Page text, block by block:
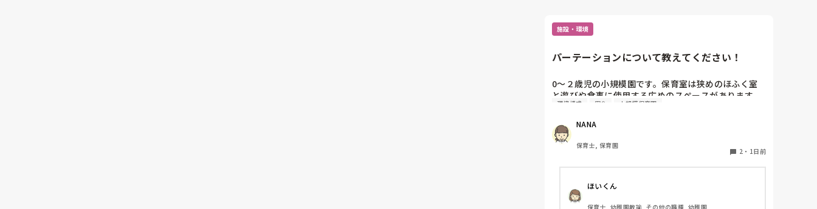
施設・環境
パーテーションについて教えてください！
0〜２歳児の小規模園です。保育室は狭めのほふく室
と遊びや食事に使用する広めのスペースがあります。
広すぎると走り回ったりして落ち着かないので、活動
テーションがウレタンのような素材で軽いので、ちょ
っと体が当たると倒れたり、つかまり立ちが不安定な
子にとっては共倒れになったりで危険です。かと言っ
て固定してしまうと活動によって柔軟に移動すること
しっかりした重いものを置いていましたが、移動が大
変で使い勝手が悪く、子どもがぶつかって倒れた時に
環境構成 安全 小規模保育園
NANA
保育士, 保育園
2 ・ 1日前
ほいくん
保育士, 幼稚園教諭, その他の職種, 幼稚園